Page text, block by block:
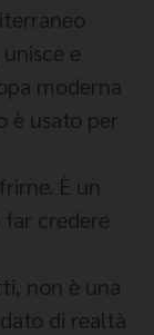
e
moderna
è usato per
È un
credere
non è una
di realtà